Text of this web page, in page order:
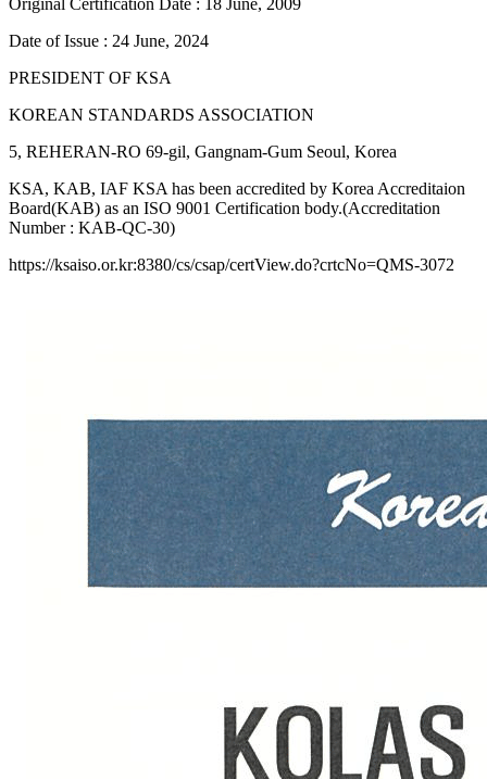
Original Certification Date : 18 June, 2009
Date of Issue : 24 June, 2024
PRESIDENT OF KSA
KOREAN STANDARDS ASSOCIATION
5, REHERAN-RO 69-gil, Gangnam-Gum Seoul, Korea
KSA, KAB, IAF KSA has been accredited by Korea Accreditaion
Board(KAB) as an ISO 9001 Certification body.(Accreditation
Number : KAB-QC-30)
https://ksaiso.or.kr:8380/cs/csap/certView.do?crtcNo=QMS-3072